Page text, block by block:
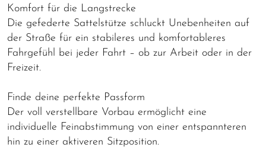
Komfort für die Langstrecke
Die gefederte Sattelstütze schluckt Unebenheiten auf
der Straße für ein stabileres und komfortableres
Fahrgefühl bei jeder Fahrt – ob zur Arbeit oder in der
Freizeit.
Finde deine perfekte Passform
Der voll verstellbare Vorbau ermöglicht eine
individuelle Feinabstimmung von einer entspannteren
hin zu einer aktiveren Sitzposition.